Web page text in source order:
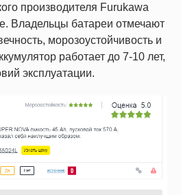
производителя Furukawa
Владельцы батареи отмечают
морозоустойчивость и
работает до 7-10 лет,
эксплуатации.